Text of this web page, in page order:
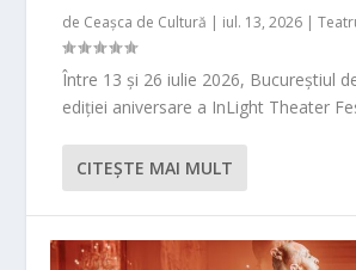
de Ceașca de Cultură | iul. 13, 2026 |
Între 13 și 26 iulie 2026, Bucureștiul
ediției aniversare a InLight Theater
CITEŞTE MAI MULT